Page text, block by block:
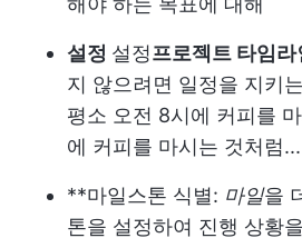
설정 설정프로젝트 타임라
지 않으려면 일정을 지키
평소 오전 8시에 커피를
에 커피를 마시는 것처럼...
**마일스톤 식별: 마일을
톤을 설정하여 진행 상황